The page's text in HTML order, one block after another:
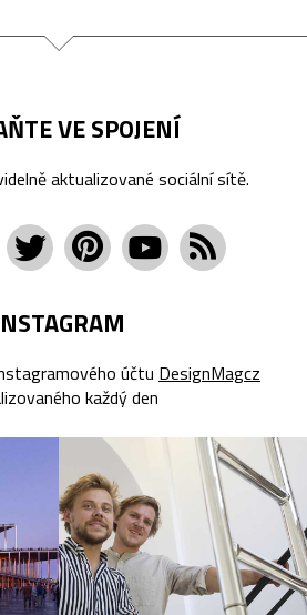
VE SPOJENÍ
aktualizované sociální sítě.
účtu DesignMagcz
každý den